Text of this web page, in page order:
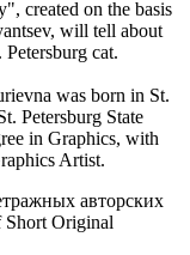
created on the basis
will tell about
cat.
was born in St.
Petersburg State
in Graphics, with
Artist.
авторских
Short Original